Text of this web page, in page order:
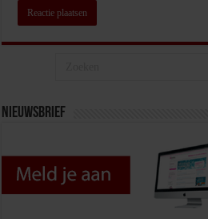
Nieuwsbrief